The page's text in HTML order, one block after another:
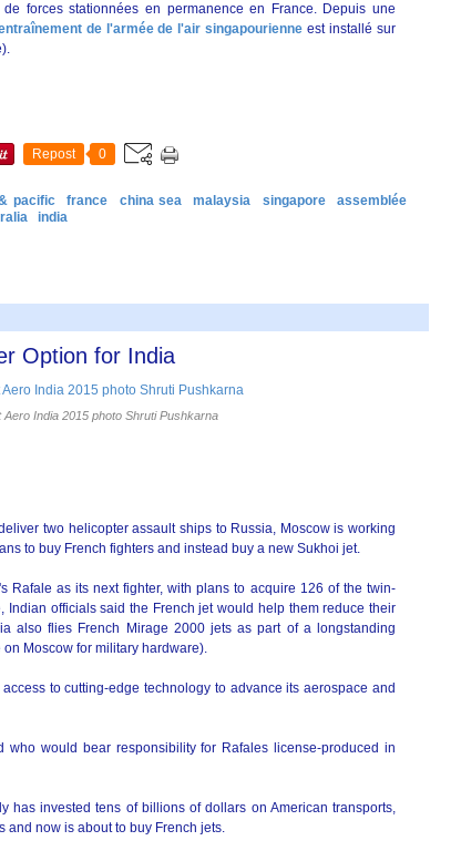
forces stationnées en permanence en France. Depuis une
de l'armée de l'air singapourienneest installé sur
Repost 0
pacific france china sea malaysia singapore
assemblée
india
Option for India
Aero India 2015 photo Shruti Pushkarna
two helicopter assault ships to Russia, Moscow is working
to buy French fighters and instead buy a new Sukhoi jet.
Rafale as its next fighter, with plans to acquire 126 of the twin-
Indian officials said the French jet would help them reduce their
also flies French Mirage 2000 jets as part of a longstanding
Moscow for military hardware).
to cutting-edge technology to advance its aerospace and
who would bear responsibility for Rafales license-produced in
has invested tens of billions of dollars on American transports,
and now is about to buy French jets.